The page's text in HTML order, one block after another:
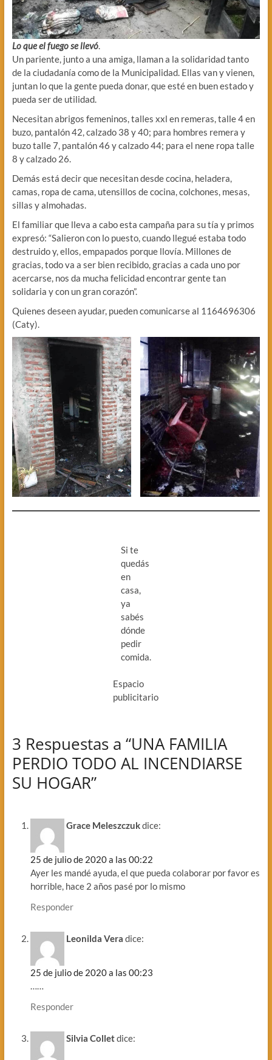
Lo que el fuego se llevó.
Un pariente, junto a una amiga, llaman a la solidaridad tanto
de la ciudadanía como de la Municipalidad. Ellas van y vienen,
juntan lo que la gente pueda donar, que esté en buen estado y
pueda ser de utilidad.
Necesitan abrigos femeninos, talles xxl en remeras, talle 4 en
buzo, pantalón 42, calzado 38 y 40; para hombres remera y
buzo talle 7, pantalón 46 y calzado 44; para el nene ropa talle
8 y calzado 26.
Demás está decir que necesitan desde cocina, heladera,
camas, ropa de cama, utensillos de cocina, colchones, mesas,
sillas y almohadas.
El familiar que lleva a cabo esta campaña para su tía y primos
expresó: “Salieron con lo puesto, cuando llegué estaba todo
destruido y, ellos, empapados porque llovía. Millones de
gracias, todo va a ser bien recibido, gracias a cada uno por
acercarse, nos da mucha felicidad encontrar gente tan
solidaria y con un gran corazón”.
Quienes deseen ayudar, pueden comunicarse al 1164696306
(Caty).
Si te
quedás
en
casa,
ya
sabés
dónde
pedir
comida.
Espacio
publicitario
3 Respuestas a “UNA FAMILIA
PERDIO TODO AL INCENDIARSE
SU HOGAR”
Grace Meleszczukdice:
25 de julio de 2020 a las 00:22
Ayer les mandé ayuda, el que pueda colaborar por favor es
horrible, hace 2 años pasé por lo mismo
Responder
Leonilda Vera dice:
25 de julio de 2020 a las 00:23
……
Responder
Silvia Colletdice: